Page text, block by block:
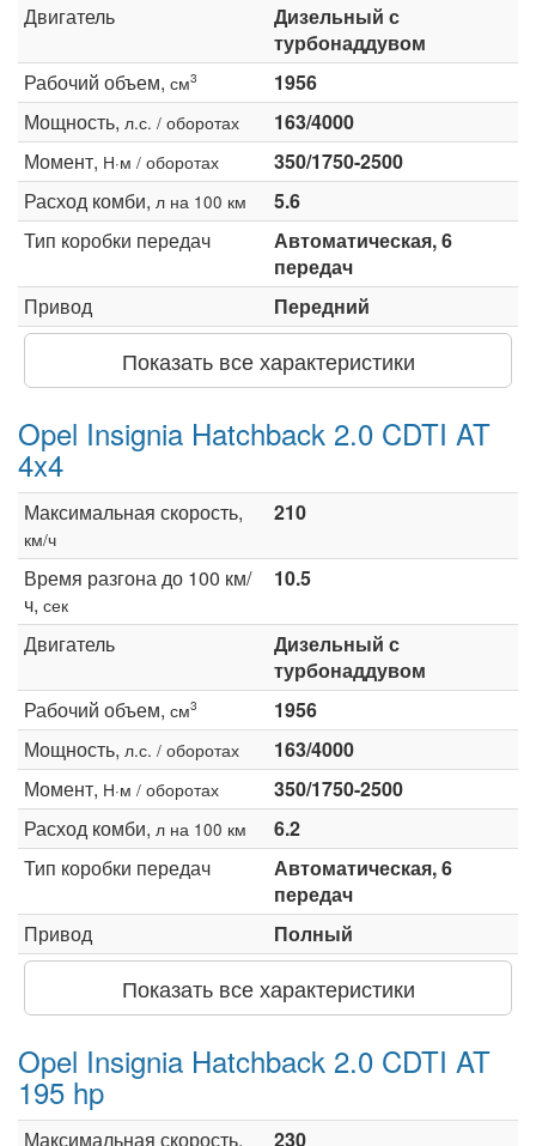
Двигатель
Дизельный с
турбонаддувом
Рабочий объем, см3
1956
Мощность, л.с. / оборотах
163/4000
Момент, Н·м / оборотах
350/1750-2500
Расход комби, л на 100 км
5.6
Тип коробки передач
Автоматическая, 6
передач
Привод
Передний
Показать все характеристики
Opel Insignia Hatchback 2.0 CDTI AT
4x4
Максимальная скорость,
км/ч
210
Время разгона до 100 км/
ч, сек
10.5
Двигатель
Дизельный с
турбонаддувом
Рабочий объем, см3
1956
Мощность, л.с. / оборотах
163/4000
Момент, Н·м / оборотах
350/1750-2500
Расход комби, л на 100 км
6.2
Тип коробки передач
Автоматическая, 6
передач
Привод
Полный
Показать все характеристики
Opel Insignia Hatchback 2.0 CDTI AT
195 hp
Максимальная скорость, 230